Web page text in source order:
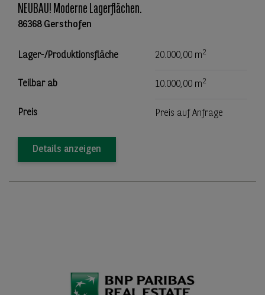
NEUBAU! Moderne Lagerflächen.
86368 Gersthofen
Lager-/Produktionsfläche 20.000,00 m2
Teilbar ab 10.000,00 m2
Preis Preis auf Anfrage
Details anzeigen